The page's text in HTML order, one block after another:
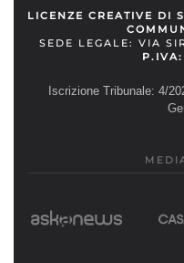
LICENZE CREATIVE DI
SEDE LEGALE: VIA
P.IVA:
Iscrizione Tribunale: 4/